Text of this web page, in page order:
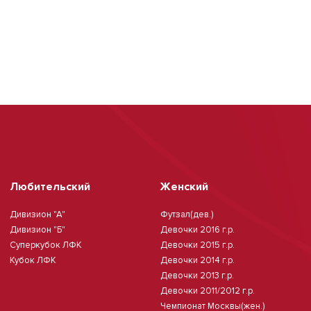
Любительский
Дивизион "А"
Дивизион "Б"
Суперкубок ЛФК
Кубок ЛФК
Женский
Футзал(дев.)
Девочки 2016 г.р.
Девочки 2015 г.р.
Девочки 2014 г.р.
Девочки 2013 г.р.
Девочки 2011/2012 г.р.
Чемпионат Москвы(жен.)